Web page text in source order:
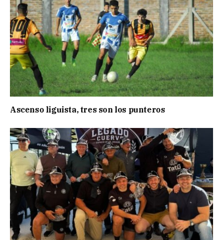
Ascenso liguista, tres son los punteros